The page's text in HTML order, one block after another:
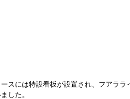
スには特設看板が設置され、フアラ
した。